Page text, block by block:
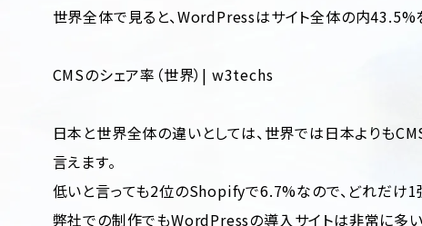
世界全体で見ると、WordPressはサイト全体の内43.5%
CMSのシェア率（世界）| w3techs
日本と世界全体の違いとしては、世界では日本よりも
言えます。
低いと言っても2位のShopifyで6.7%なので、どれだけ1
弊社での制作でもWordPressの導入サイトは非常に多い